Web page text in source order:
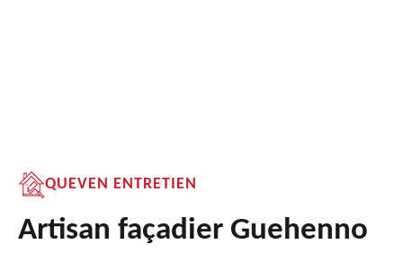
QUEVEN ENTRETIEN
Artisan façadier Guehenno